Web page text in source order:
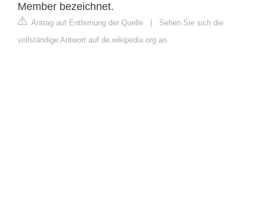
Member bezeichnet.
Antrag auf Entfernung der Quelle
Sehen Sie sich die
vollständige Antwort auf de.wikipedia.org an